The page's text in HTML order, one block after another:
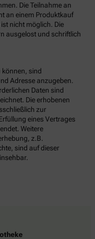
Die Teilnahme an
an einem Produktkauf
nicht möglich. Die
ausgelost und schriftlich
können, sind
Adresse anzugeben.
Daten sind
Die erhobenen
zur
eines Vertrages
Weitere
z.B.
sind auf dieser